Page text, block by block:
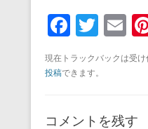
F
c
b
T
tt
E
m
ail
現在トラックバックは受け
投稿できます。
コメントを残す